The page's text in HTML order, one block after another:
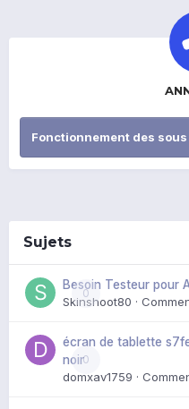
Fonctionnement des
Sujets
0
Besoin Testeur pour
Skinshoot80 ·
0
écran de tablette
noir
domxav1759 ·